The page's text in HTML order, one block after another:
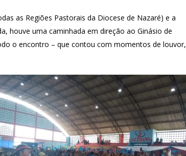
as Regiões Pastorais da Diocese de Nazaré) e a
houve uma caminhada em direção ao Ginásio de
o encontro – que contou com momentos de louvor,